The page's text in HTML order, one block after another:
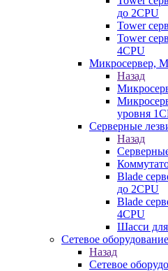
до 2CPU
Tower
Tower
4CPU
Микросервер,
Назад
уровня
Серверные
Назад
Blade
до 2CPU
Blade
4CPU
Шасси для
Сетевое оборудование
Назад
Сетевое